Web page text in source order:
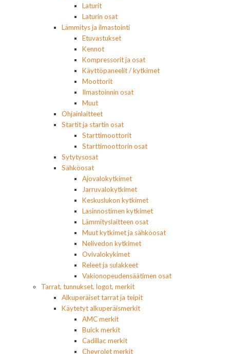
Laturit
Laturin osat
Lämmitys ja ilmastointi
Etuvastukset
Kennot
Kompressorit ja osat
Käyttöpaneelit / kytkimet
Moottorit
Ilmastoinnin osat
Muut
Ohjainlaitteet
Startit ja startin osat
Starttimoottorit
Starttimoottorin osat
Sytytysosat
Sähköosat
Ajovalokytkimet
Jarruvalokytkimet
Keskuslukon kytkimet
Lasinnostimen kytkimet
Lämmityslaitteen osat
Muut kytkimet ja sähköosat
Nelivedon kytkimet
Ovivalokykimet
Releet ja sulakkeet
Vakionopeudensäätimen osat
Tarrat, tunnukset, logot, merkit
Alkuperäiset tarrat ja teipit
Käytetyt alkuperäismerkit
AMC merkit
Buick merkit
Cadillac merkit
Chevrolet merkit